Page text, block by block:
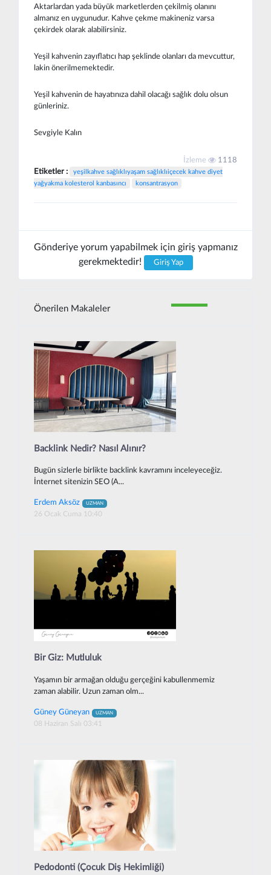
Aktarlardan yada büyük marketlerden çekilmiş olanını
almanız en uygunudur. Kahve çekme makineniz varsa
çekirdek olarak alabilirsiniz.
Yeşil kahvenin zayıflatıcı hap şeklinde olanları da mevcuttur,
lakin önerilmemektedir.
Yeşil kahvenin de hayatınıza dahil olacağı sağlık dolu olsun
günleriniz.
Sevgiyle Kalın
İzleme 1118
Etiketler :
yeşilkahve sağlıklıyaşam sağlıklıiçecek kahve diyet
yağyakma kolesterol kanbasıncı
konsantrasyon
Gönderiye yorum yapabilmek için giriş yapmanız
gerekmektedir!
Giriş Yap
Önerilen Makaleler
Backlink Nedir? Nasıl Alınır?
Bugün sizlerle birlikte backlink kavramını inceleyeceğiz.
İnternet sitenizin SEO (A...
Erdem Aksöz UZMAN
26 Ocak Cuma 10:40
Bir Giz: Mutluluk
Yaşamın bir armağan olduğu gerçeğini kabullenmemiz
zaman alabilir. Uzun zaman olm...
Güney Güneyan UZMAN
08 Haziran Salı 03:41
Pedodonti (Çocuk Diş Hekimliği)